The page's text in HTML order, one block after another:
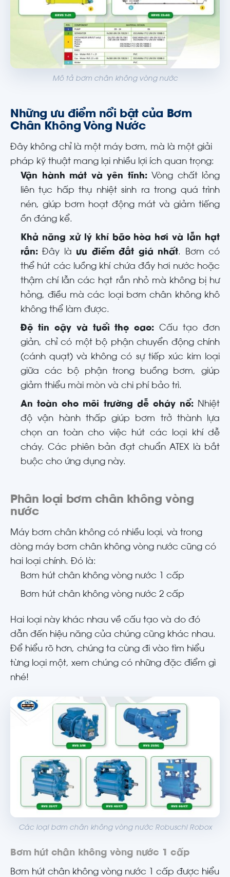
Mô tả bơm chân không vòng nước
Những ưu điểm nổi bật của Bơm
Chân Không Vòng Nước
Đây không chỉ là một máy bơm, mà là một giải
pháp kỹ thuật mang lại nhiều lợi ích quan trọng:
Vận hành mát và yên tĩnh:Vòng chất lỏng
liên tục hấp thụ nhiệt sinh ra trong quá trình
nén, giúp bơm hoạt động mát và giảm tiếng
ồn đáng kể.
Khả năng xử lý khí bão hòa hơi và lẫn hạt
rắn: Đây là ưu điểm đắt giá nhất. Bơm có
thể hút các luồng khí chứa đầy hơi nước hoặc
thậm chí lẫn các hạt rắn nhỏ mà không bị hư
hỏng, điều mà các loại bơm chân không khô
không thể làm được.
Độ tin cậy và tuổi thọ cao: Cấu tạo đơn
giản, chỉ có một bộ phận chuyển động chính
(cánh quạt) và không có sự tiếp xúc kim loại
giữa các bộ phận trong buồng bơm, giúp
giảm thiểu mài mòn và chi phí bảo trì.
An toàn cho môi trường dễ cháy nổ:Nhiệt
độ vận hành thấp giúp bơm trở thành lựa
chọn an toàn cho việc hút các loại khí dễ
cháy. Các phiên bản đạt chuẩn ATEX là bắt
buộc cho ứng dụng này.
Phân loại bơm chân không vòng
nước
Máy bơm chân không có nhiều loại, và trong
dòng máy bơm chân không vòng nước cũng có
hai loại chính. Đó là:
Bơm hút chân không vòng nước 1 cấp
Bơm hút chân không vòng nước 2 cấp
Hai loại này khác nhau về cấu tạo và do đó
dẫn đến hiệu năng của chúng cũng khác nhau.
Để hiểu rõ hơn, chúng ta cùng đi vào tìm hiểu
từng loại một, xem chúng có những đặc điểm gì
nhé!
Các loại bơm chân không vòng nước Robuschi Robox
Bơm hút chân không vòng nước 1 cấp
Bơm hút chân không vòng nước 1 cấp được hiểu